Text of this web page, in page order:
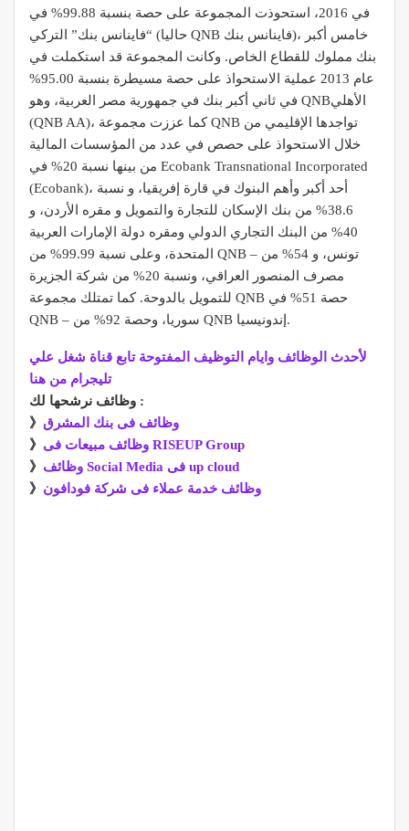
في 2016، استحوذت المجموعة على حصة بنسبة 99.88% في
“فاينانس بنك” التركي (حاليا QNB فاينانس بنك)، خامس أكبر
بنك مملوك للقطاع الخاص. وكانت المجموعة قد استكملت في
عام 2013 عملية الاستحواذ على حصة مسيطرة بنسبة 95.00%
في ثاني أكبر بنك في جمهورية مصر العربية، وهو QNBالأهلي
(QNB AA)، كما عززت مجموعة QNB تواجدها الإقليمي من
خلال الاستحواذ على حصص في عدد من المؤسسات المالية
من بينها نسبة 20% في Ecobank Transnational Incorporated
(Ecobank)، أحد أكبر وأهم البنوك في قارة إفريقيا، و نسبة
38.6% من بنك الإسكان للتجارة والتمويل و مقره الأردن، و
40% من البنك التجاري الدولي ومقره دولة الإمارات العربية
المتحدة، وعلى نسبة 99.99% من QNB – تونس، و 54% من
مصرف المنصور العراقي، ونسبة 20% من شركة الجزيرة
للتمويل بالدوحة. كما تمتلك مجموعة QNB حصة 51% في
QNB – سوريا، وحصة 92% من QNB إندونيسيا.
لأحدث الوظائف وايام التوظيف المفتوحة تابع قناة شغل علي
تليجرام من هنا
وظائف نرشحها لك :
》 وظائف فى بنك المشرق
》
وظائف مبيعات فى RISEUP Group
》
وظائف Social Media فى up cloud
》 وظائف خدمة عملاء فى شركة فودافون